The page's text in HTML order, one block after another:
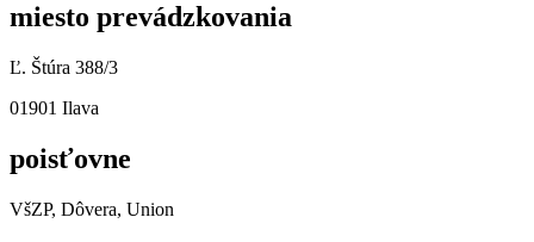
miesto prevádzkovania
Ľ. Štúra 388/3
01901 Ilava
poisťovne
VšZP, Dôvera, Union